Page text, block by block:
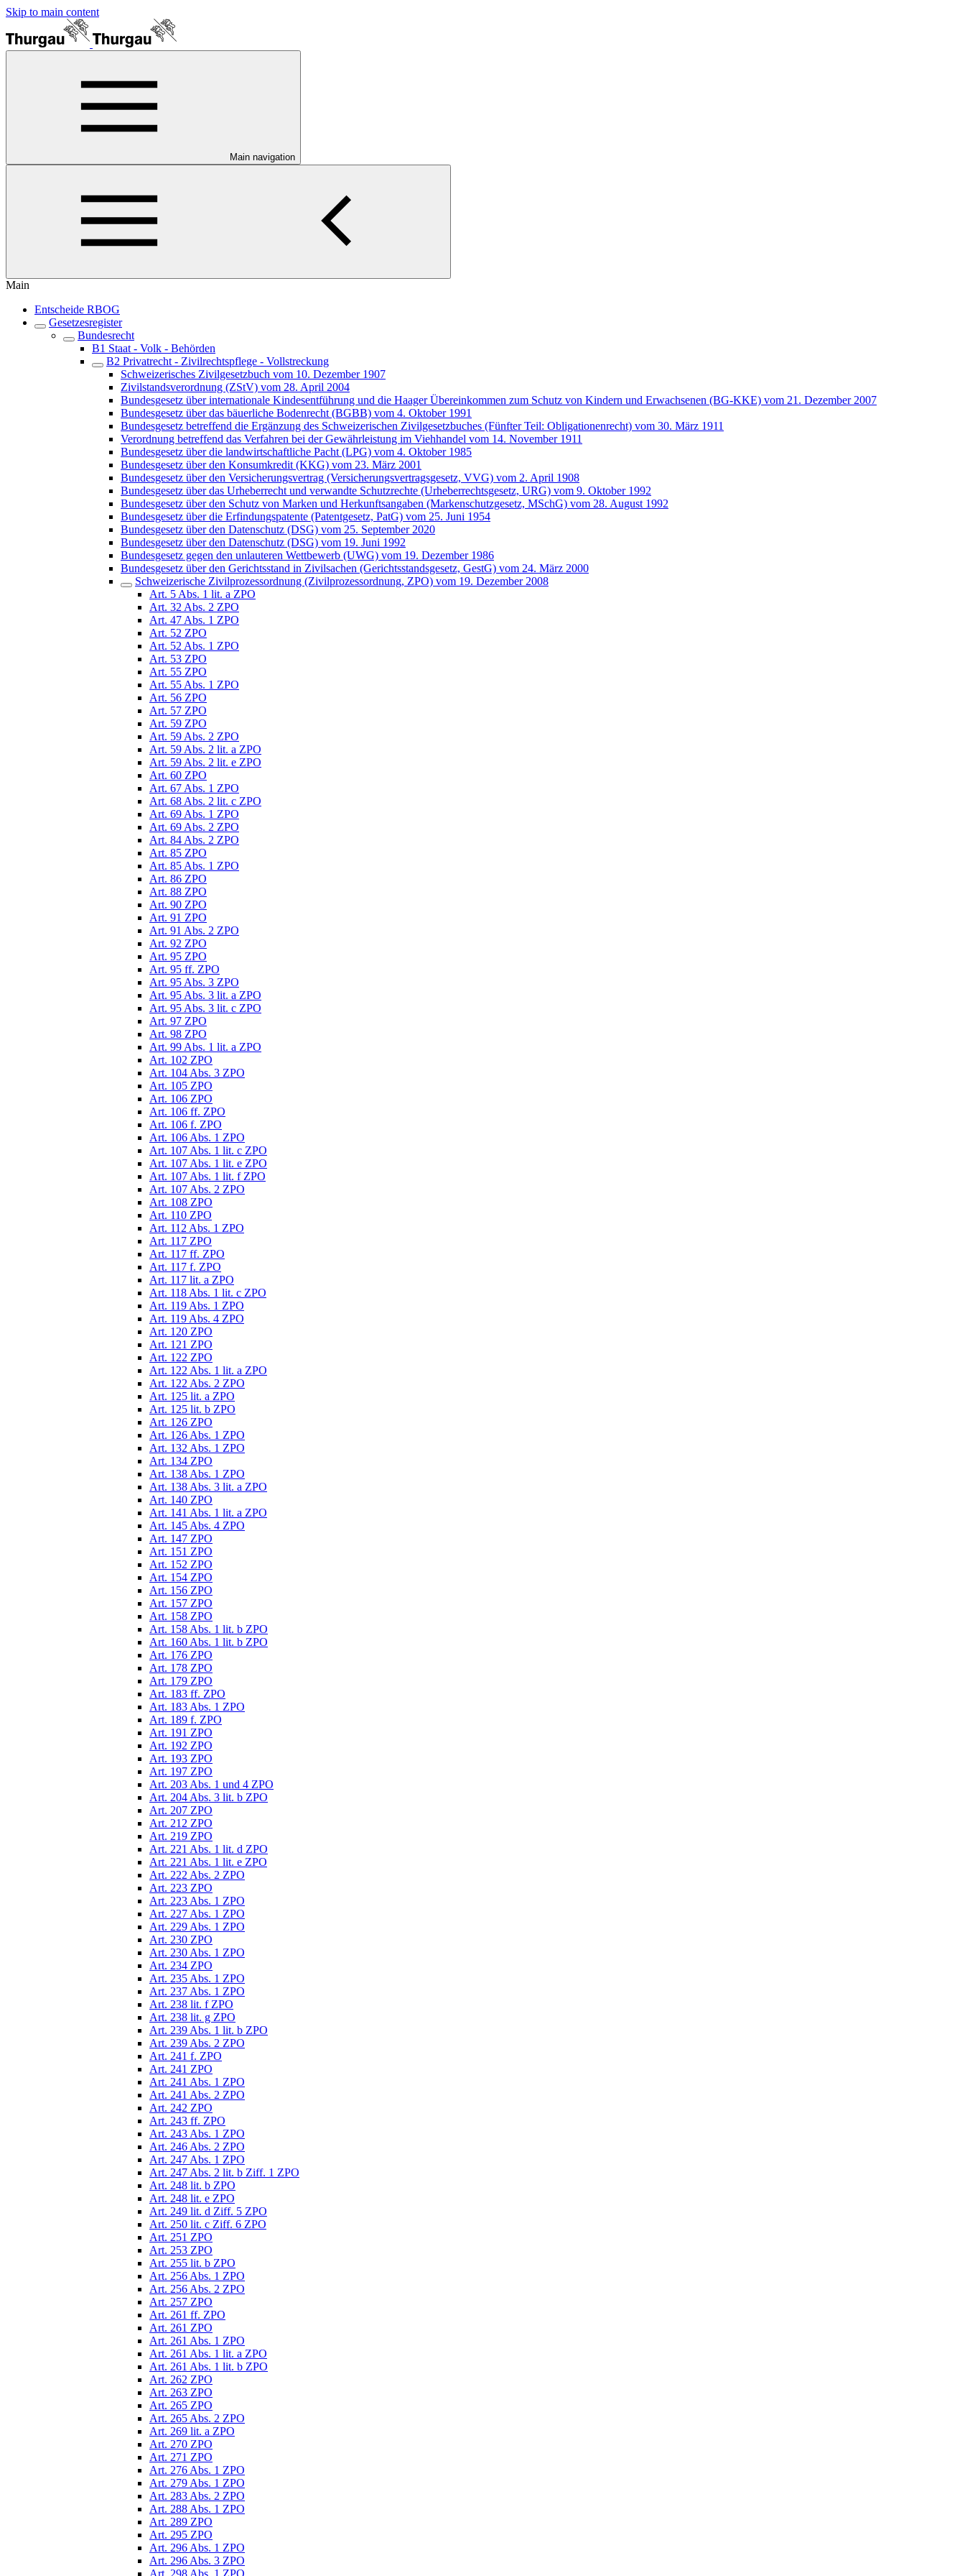
Skip to main content
Main navigation
Main
Entscheide RBOG
Gesetzesregister
Bundesrecht
B1 Staat - Volk - Behörden
B2 Privatrecht - Zivilrechtspflege - Vollstreckung
Schweizerisches Zivilgesetzbuch vom 10. Dezember 1907
Zivilstandsverordnung (ZStV) vom 28. April 2004
Bundesgesetz über internationale Kindesentführung und die Haager Übereinkommen zum Schutz von Kindern und Erwachsenen (BG-KKE) vom 21. Dezember 2007
Bundesgesetz über das bäuerliche Bodenrecht (BGBB) vom 4. Oktober 1991
Bundesgesetz betreffend die Ergänzung des Schweizerischen Zivilgesetzbuches (Fünfter Teil: Obligationenrecht) vom 30. März 1911
Verordnung betreffend das Verfahren bei der Gewährleistung im Viehhandel vom 14. November 1911
Bundesgesetz über die landwirtschaftliche Pacht (LPG) vom 4. Oktober 1985
Bundesgesetz über den Konsumkredit (KKG) vom 23. März 2001
Bundesgesetz über den Versicherungsvertrag (Versicherungsvertragsgesetz, VVG) vom 2. April 1908
Bundesgesetz über das Urheberrecht und verwandte Schutzrechte (Urheberrechtsgesetz, URG) vom 9. Oktober 1992
Bundesgesetz über den Schutz von Marken und Herkunftsangaben (Markenschutzgesetz, MSchG) vom 28. August 1992
Bundesgesetz über die Erfindungspatente (Patentgesetz, PatG) vom 25. Juni 1954
Bundesgesetz über den Datenschutz (DSG) vom 25. September 2020
Bundesgesetz über den Datenschutz (DSG) vom 19. Juni 1992
Bundesgesetz gegen den unlauteren Wettbewerb (UWG) vom 19. Dezember 1986
Bundesgesetz über den Gerichtsstand in Zivilsachen (Gerichtsstandsgesetz, GestG) vom 24. März 2000
Schweizerische Zivilprozessordnung (Zivilprozessordnung, ZPO) vom 19. Dezember 2008
Art. 5 Abs. 1 lit. a ZPO
Art. 32 Abs. 2 ZPO
Art. 47 Abs. 1 ZPO
Art. 52 ZPO
Art. 52 Abs. 1 ZPO
Art. 53 ZPO
Art. 55 ZPO
Art. 55 Abs. 1 ZPO
Art. 56 ZPO
Art. 57 ZPO
Art. 59 ZPO
Art. 59 Abs. 2 ZPO
Art. 59 Abs. 2 lit. a ZPO
Art. 59 Abs. 2 lit. e ZPO
Art. 60 ZPO
Art. 67 Abs. 1 ZPO
Art. 68 Abs. 2 lit. c ZPO
Art. 69 Abs. 1 ZPO
Art. 69 Abs. 2 ZPO
Art. 84 Abs. 2 ZPO
Art. 85 ZPO
Art. 85 Abs. 1 ZPO
Art. 86 ZPO
Art. 88 ZPO
Art. 90 ZPO
Art. 91 ZPO
Art. 91 Abs. 2 ZPO
Art. 92 ZPO
Art. 95 ZPO
Art. 95 ff. ZPO
Art. 95 Abs. 3 ZPO
Art. 95 Abs. 3 lit. a ZPO
Art. 95 Abs. 3 lit. c ZPO
Art. 97 ZPO
Art. 98 ZPO
Art. 99 Abs. 1 lit. a ZPO
Art. 102 ZPO
Art. 104 Abs. 3 ZPO
Art. 105 ZPO
Art. 106 ZPO
Art. 106 ff. ZPO
Art. 106 f. ZPO
Art. 106 Abs. 1 ZPO
Art. 107 Abs. 1 lit. c ZPO
Art. 107 Abs. 1 lit. e ZPO
Art. 107 Abs. 1 lit. f ZPO
Art. 107 Abs. 2 ZPO
Art. 108 ZPO
Art. 110 ZPO
Art. 112 Abs. 1 ZPO
Art. 117 ZPO
Art. 117 ff. ZPO
Art. 117 f. ZPO
Art. 117 lit. a ZPO
Art. 118 Abs. 1 lit. c ZPO
Art. 119 Abs. 1 ZPO
Art. 119 Abs. 4 ZPO
Art. 120 ZPO
Art. 121 ZPO
Art. 122 ZPO
Art. 122 Abs. 1 lit. a ZPO
Art. 122 Abs. 2 ZPO
Art. 125 lit. a ZPO
Art. 125 lit. b ZPO
Art. 126 ZPO
Art. 126 Abs. 1 ZPO
Art. 132 Abs. 1 ZPO
Art. 134 ZPO
Art. 138 Abs. 1 ZPO
Art. 138 Abs. 3 lit. a ZPO
Art. 140 ZPO
Art. 141 Abs. 1 lit. a ZPO
Art. 145 Abs. 4 ZPO
Art. 147 ZPO
Art. 151 ZPO
Art. 152 ZPO
Art. 154 ZPO
Art. 156 ZPO
Art. 157 ZPO
Art. 158 ZPO
Art. 158 Abs. 1 lit. b ZPO
Art. 160 Abs. 1 lit. b ZPO
Art. 176 ZPO
Art. 178 ZPO
Art. 179 ZPO
Art. 183 ff. ZPO
Art. 183 Abs. 1 ZPO
Art. 189 f. ZPO
Art. 191 ZPO
Art. 192 ZPO
Art. 193 ZPO
Art. 197 ZPO
Art. 203 Abs. 1 und 4 ZPO
Art. 204 Abs. 3 lit. b ZPO
Art. 207 ZPO
Art. 212 ZPO
Art. 219 ZPO
Art. 221 Abs. 1 lit. d ZPO
Art. 221 Abs. 1 lit. e ZPO
Art. 222 Abs. 2 ZPO
Art. 223 ZPO
Art. 223 Abs. 1 ZPO
Art. 227 Abs. 1 ZPO
Art. 229 Abs. 1 ZPO
Art. 230 ZPO
Art. 230 Abs. 1 ZPO
Art. 234 ZPO
Art. 235 Abs. 1 ZPO
Art. 237 Abs. 1 ZPO
Art. 238 lit. f ZPO
Art. 238 lit. g ZPO
Art. 239 Abs. 1 lit. b ZPO
Art. 239 Abs. 2 ZPO
Art. 241 f. ZPO
Art. 241 ZPO
Art. 241 Abs. 1 ZPO
Art. 241 Abs. 2 ZPO
Art. 242 ZPO
Art. 243 ff. ZPO
Art. 243 Abs. 1 ZPO
Art. 246 Abs. 2 ZPO
Art. 247 Abs. 1 ZPO
Art. 247 Abs. 2 lit. b Ziff. 1 ZPO
Art. 248 lit. b ZPO
Art. 248 lit. e ZPO
Art. 249 lit. d Ziff. 5 ZPO
Art. 250 lit. c Ziff. 6 ZPO
Art. 251 ZPO
Art. 253 ZPO
Art. 255 lit. b ZPO
Art. 256 Abs. 1 ZPO
Art. 256 Abs. 2 ZPO
Art. 257 ZPO
Art. 261 ff. ZPO
Art. 261 ZPO
Art. 261 Abs. 1 ZPO
Art. 261 Abs. 1 lit. a ZPO
Art. 261 Abs. 1 lit. b ZPO
Art. 262 ZPO
Art. 263 ZPO
Art. 265 ZPO
Art. 265 Abs. 2 ZPO
Art. 269 lit. a ZPO
Art. 270 ZPO
Art. 271 ZPO
Art. 276 Abs. 1 ZPO
Art. 279 Abs. 1 ZPO
Art. 283 Abs. 2 ZPO
Art. 288 Abs. 1 ZPO
Art. 289 ZPO
Art. 295 ZPO
Art. 296 Abs. 1 ZPO
Art. 296 Abs. 3 ZPO
Art. 298 Abs. 1 ZPO